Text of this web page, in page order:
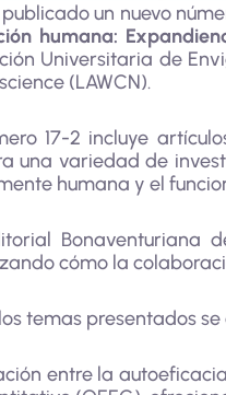
publicado un nuevo
humana:
Universitaria de
(LAWCN).
17-2 incluye
una variedad de
humana y el
Bonaventuriana
cómo la
temas presentados
entre la